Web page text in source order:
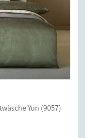
Yun (9057)